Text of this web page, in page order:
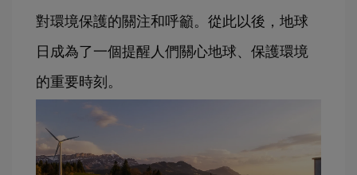
對環境保護的關注和呼籲。從此以後，地球
日成為了一個提醒人們關心地球、保護環境
的重要時刻。